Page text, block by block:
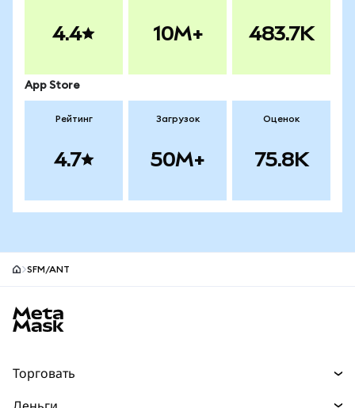
4.4 10M+ 483.7K
App Store
Рейтинг
4.7
Загрузок
50M+
Оценок
75.8K
SFM/ANT
Торговать